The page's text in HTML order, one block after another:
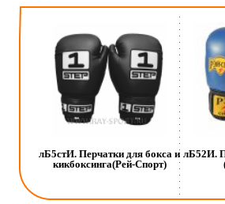
лБ5стИ. Перчатки для бокса и
кикбоксинга(Рей-Спорт)
лБ52И.